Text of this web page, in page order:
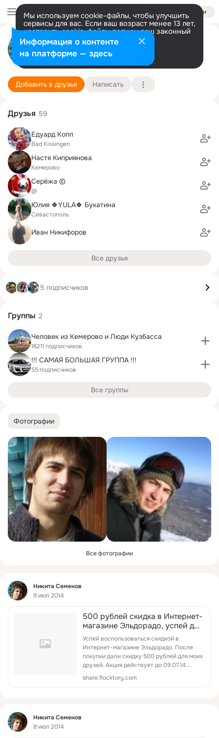
Войти
Мы используем cookie-файлы, чтобы улучшить
сервисы для вас. Если ваш возраст менее 13 лет,
настроить cookie-файлы должен ваш законный
представитель. Больше информации
Разрешить все Настроить
Никита Семенов
Кемерово
18 мая (44 года)
Городской классический лицей
Подробнее
Добавить в друзья Написать
Фотографии
Все фотографии
Фид
Никита Семенов
9 июл 2014
500 рублей скидка в Интернет-
магазине Эльдорадо, успей до
09.07.14!
Успей воспользоваться скидкой в
Интернет-магазине Эльдорадо. После
покупки дали скидку 500 рублей для моих
друзей. Акция действует до 09.07.14.
Пользуйтесь!
share.flocktory.com
Фид
Никита Семенов
8 июл 2014
Друзья 59
Едуард Копп
Bad Kissingen
Настя Киприянова
Кемерово
Серёжа ©
@
Юлия 🍀YULA🍀 Букатина
Севастополь
Иван Никифоров
Все друзья
5 подписчиков
Группы 2
Человек из Кемерово и Люди Кузбасса
16211 подписчиков
!!! САМАЯ БОЛЬШАЯ ГРУППА !!!
55 подписчиков
Все группы
Информация о контенте
на платформе — здесь